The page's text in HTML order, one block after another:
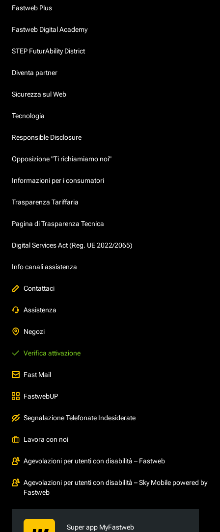
Fastweb Plus
Fastweb Digital Academy
STEP FuturAbility District
Diventa partner
Sicurezza sul Web
Tecnologia
Responsible Disclosure
Opposizione "Ti richiamiamo noi"
Informazioni per i consumatori
Trasparenza Tariffaria
Pagina di Trasparenza Tecnica
Digital Services Act (Reg. UE 2022/2065)
Info canali assistenza
Contattaci
Assistenza
Negozi
Verifica attivazione
Fast Mail
FastwebUP
Segnalazione Telefonate Indesiderate
Lavora con noi
Agevolazioni per utenti con disabilità – Fastweb
Agevolazioni per utenti con disabilità – Sky Mobile powered by
Fastweb
Super app MyFastweb